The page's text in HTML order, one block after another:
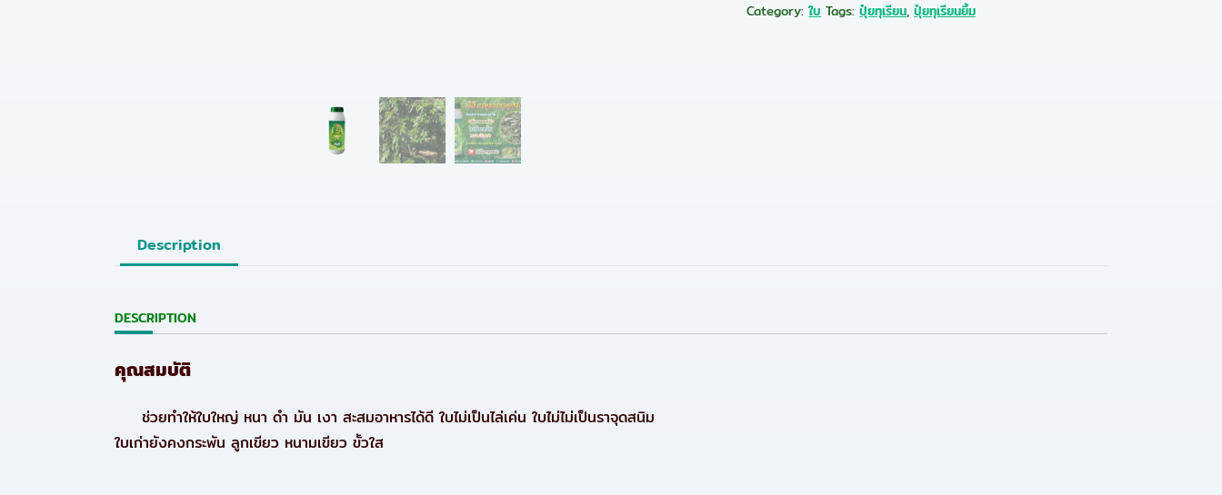
Category:ใบ Tags:ปุ๋ยทุเรียน,ปุ๋ยทุเรียนยิ้ม
Description
DESCRIPTION
คุณสมบัติ
ช่วยทำให้ใบใหญ่ หนา ดำ มัน เงา สะสมอาหารได้ดีใบไม่เป็นไล่เค่นใบไม่ไม่เป็นราจุดสนิม
ใบเก่ายังคงกระพัน ลูกเขียว หนามเขียว ขั้วใส